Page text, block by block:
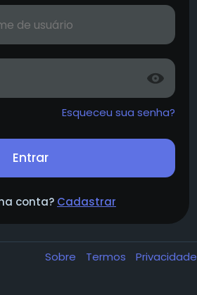
Esqueceu sua senha?
Entrar
conta? Cadastrar
Sobre Termos Privacidade